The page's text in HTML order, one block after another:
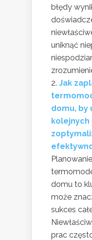
błędy
uniknąć
Jak
domu, by
kolejnych
domu to
może
sukces
prac